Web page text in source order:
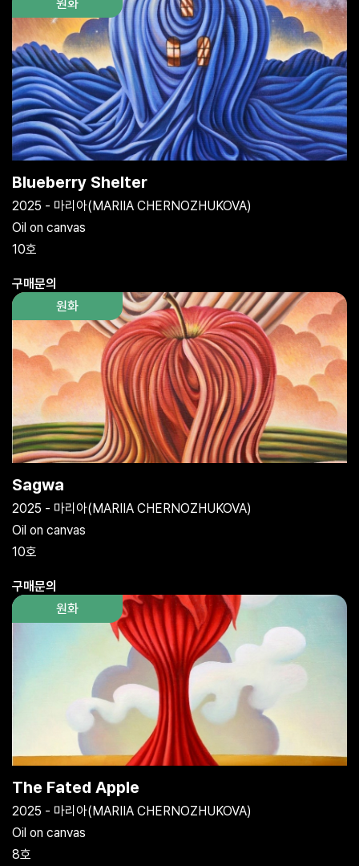
원화
Blueberry Shelter
2025 - 마리아(MARIIA CHERNOZHUKOVA)
Oil on canvas
10호
구매문의
원화
Sagwa
2025 - 마리아(MARIIA CHERNOZHUKOVA)
Oil on canvas
10호
구매문의
원화
The Fated Apple
2025 - 마리아(MARIIA CHERNOZHUKOVA)
Oil on canvas
8호